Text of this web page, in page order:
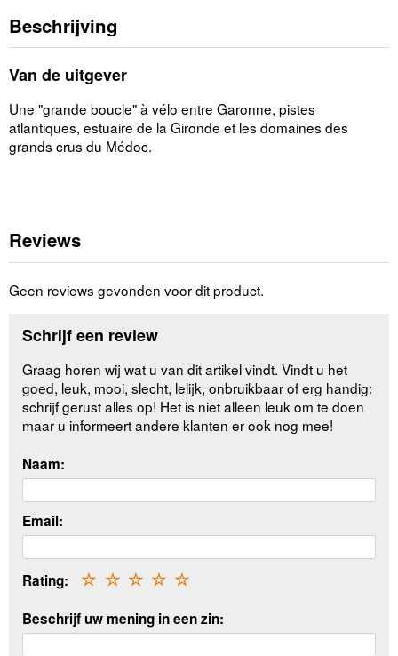
Beschrijving
Van de uitgever
Une "grande boucle" à vélo entre Garonne, pistes
atlantiques, estuaire de la Gironde et les domaines des
grands crus du Médoc.
Reviews
Geen reviews gevonden voor dit product.
Schrijf een review
Graag horen wij wat u van dit artikel vindt. Vindt u het
goed, leuk, mooi, slecht, lelijk, onbruikbaar of erg handig:
schrijf gerust alles op! Het is niet alleen leuk om te doen
maar u informeert andere klanten er ook nog mee!
Naam:
Email:
Rating: ☆
☆
☆
☆
☆
Beschrijf uw mening in een zin: